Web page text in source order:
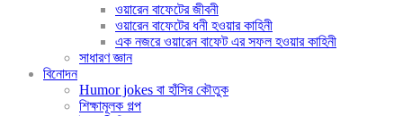
ওয়ারেন বাফেটের জীবনী
ওয়ারেন বাফেটের ধনী হওয়ার কাহিনী
এক নজরে ওয়ারেন বাফেট এর সফল হওয়ার কাহিনী
সাধারণ জ্ঞান
বিনোদন
Humor jokes বা হাঁসির কৌতুক
শিক্ষামূলক গল্প